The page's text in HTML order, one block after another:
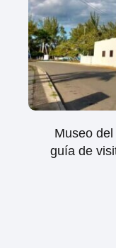
Museo
guía de